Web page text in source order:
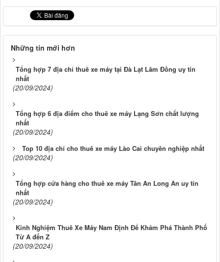
Những tin mới hơn
Tổng hợp 7 địa chỉ thuê xe máy tại Đà Lạt Lâm Đồng uy tín
nhất
(20/09/2024)
Tổng hợp 6 địa điểm cho thuê xe máy Lạng Sơn chất lượng
nhất
(20/09/2024)
Top 10 địa chỉ cho thuê xe máy Lào Cai chuyên nghiệp nhất
(20/09/2024)
Tổng hợp cửa hàng cho thuê xe máy Tân An Long An uy tín
nhất
(20/09/2024)
Kinh Nghiệm Thuê Xe Máy Nam Định Để Khám Phá Thành Phố
Từ A đến Z
(20/09/2024)